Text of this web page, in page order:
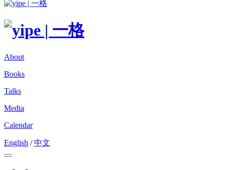
About
Books
Talks
Media
Calendar
English /中文